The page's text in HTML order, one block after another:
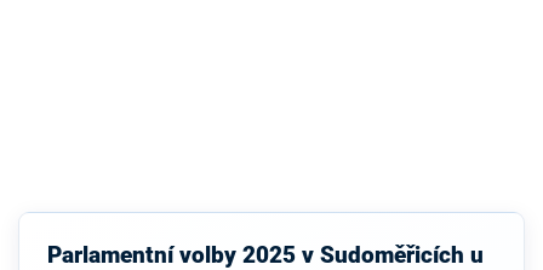
Parlamentní volby 2025 v Sudoměřicích u